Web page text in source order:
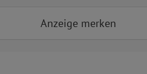
Anzeige merken